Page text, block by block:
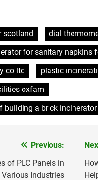
scotland dial
for sanitary napkins
co ltd
plastic
oxfam
building a brick incinerator
Previous:
of PLC Panels in
Various Industries